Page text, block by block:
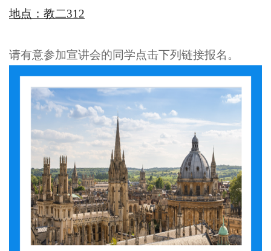
地点：教二312
请有意参加宣讲会的同学点击下列链接报名。